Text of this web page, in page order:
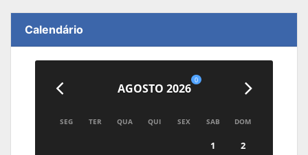
Calendário
AGOSTO 2026
0
SEG TER QUA QUI SEX SAB DOM
1
2